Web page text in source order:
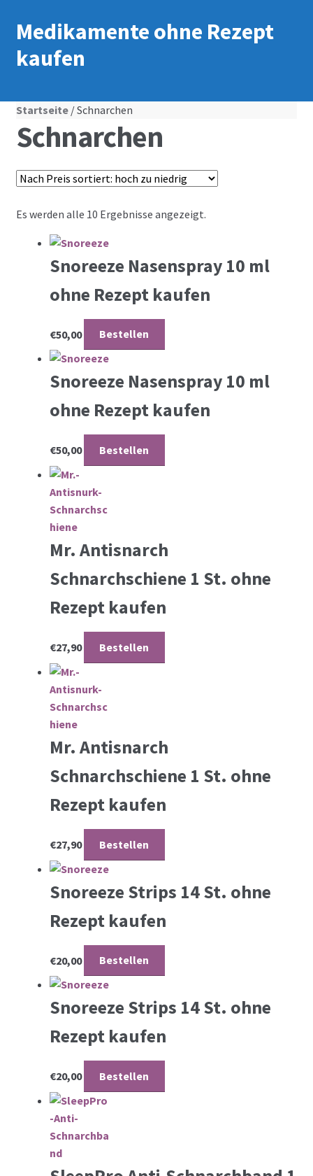
Medikamente ohne Rezept
kaufen
Startseite/ Schnarchen
Schnarchen
Es werden alle 10 Ergebnisse angezeigt.
Snoreeze Nasenspray 10 ml
ohne Rezept kaufen
€50,00 Bestellen
Snoreeze Nasenspray 10 ml
ohne Rezept kaufen
€50,00 Bestellen
Mr. Antisnarch
Schnarchschiene 1 St. ohne
Rezept kaufen
€27,90 Bestellen
Mr. Antisnarch
Schnarchschiene 1 St. ohne
Rezept kaufen
€27,90 Bestellen
Snoreeze Strips 14 St. ohne
Rezept kaufen
€20,00 Bestellen
Snoreeze Strips 14 St. ohne
Rezept kaufen
€20,00 Bestellen